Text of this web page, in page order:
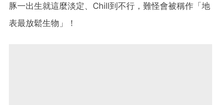
豚一出生就這麼淡定、Chill到不行，難怪會被稱作「地
表最放鬆生物」！